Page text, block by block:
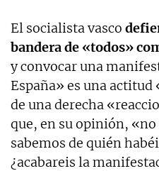
El socialista vasco
bandera de «todos»
y convocar una
España» es una
de una derecha
que, en su opinión,
sabemos de quién
¿acabareis la